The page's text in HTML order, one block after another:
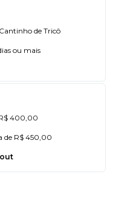
de Tricô
ou mais
400,00
de R$ 450,00